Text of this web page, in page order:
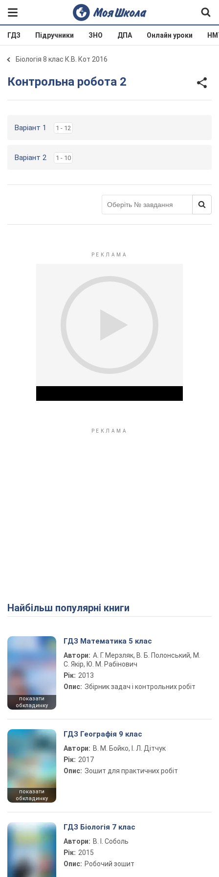
ГДЗ Підручники ЗНО ДПА Онлайн уроки
Біологія 8 клас К.В. Кот 2016
Контрольна робота 2
Варіант 1 1 - 12
Варіант 2 1 - 10
Найбільш популярні книги
показати
обкладинку
ГДЗ Математика 5 клас
Автори: А. Г. Мерзляк, В. Б. Полонський, М.
С. Якір, Ю. М. Рабінович
Рік: 2013
Опис: Збірник задач і контрольних робіт
показати
обкладинку
ГДЗ Географія 9 клас
Автори: В. М. Бойко, І. Л. Дітчук
Рік: 2017
Опис: Зошит для практичних робіт
ГДЗ Біологія 7 клас
Автори: В. І. Соболь
Рік: 2015
Опис: Робочий зошит